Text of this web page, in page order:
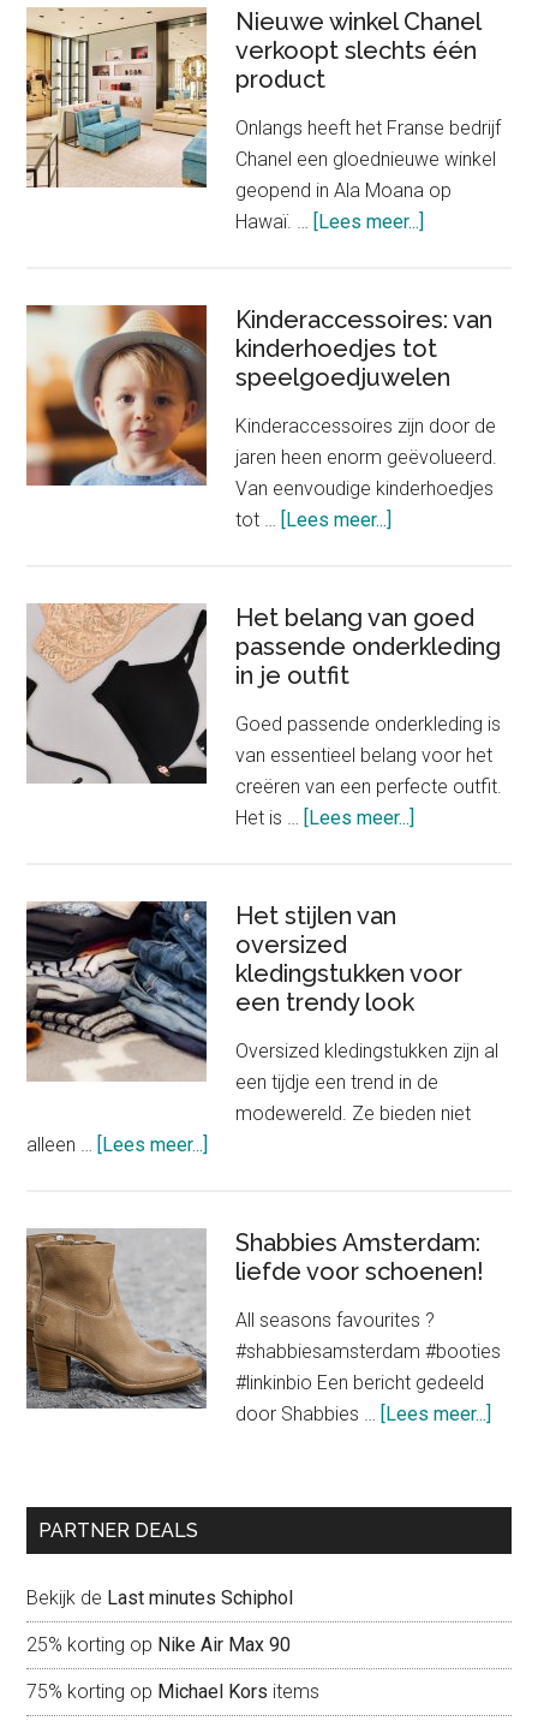
Nieuwe winkel Chanel
verkoopt slechts één
product
Onlangs heeft het Franse bedrijf
Chanel een gloednieuwe winkel
geopend in Ala Moana op
Hawaï. …
[Lees meer...]
Chanel
verkoopt
slechts
product
Kinderaccessoires: van
kinderhoedjes tot
speelgoedjuwelen
Kinderaccessoires zijn door de
jaren heen enorm geëvolueerd.
Van eenvoudige kinderhoedjes
tot …
[Lees meer...]
kinderhoedjes
tot
Het belang van goed
passende onderkleding
in je outfit
Goed passende onderkleding is
van essentieel belang voor het
creëren van een perfecte outfit.
Het is …
[Lees meer...]
passende
onderkleding
Het stijlen van
oversized
kledingstukken voor
een trendy look
Oversized kledingstukken zijn al
een tijdje een trend in de
modewereld. Ze bieden niet
alleen …
[Lees meer...]
oversized
voor
een
trendy
look
Shabbies Amsterdam:
liefde voor schoenen!
All seasons favourites ?
#shabbiesamsterdam #booties
#linkinbio Een bericht gedeeld
door Shabbies …
[Lees meer...]
PARTNER DEALS
Bekijk de Last minutes Schiphol
25% korting op Nike Air Max 90
75% korting op Michael Kors items